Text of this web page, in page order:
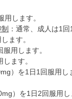
します。
：通常、成人は1
ます。
用します。
ます。
）を1日1回服用し
）を1日2回服用し